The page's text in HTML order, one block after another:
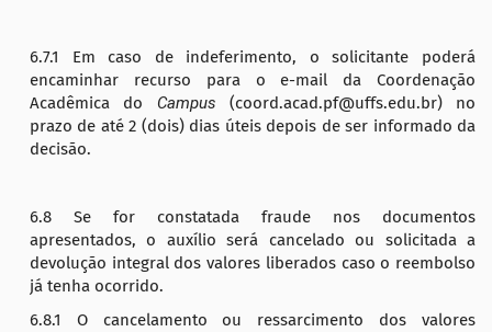
6.7.1 Em caso de indeferimento, o solicitante poderá
encaminhar recurso para o e-mail da Coordenação
Acadêmica do Campus (coord.acad.pf@uffs.edu.br) no
prazo de até 2 (dois) dias úteis depois de ser informado da
decisão.
6.8 Se for constatada fraude nos documentos
apresentados, o auxílio será cancelado ou solicitada a
devolução integral dos valores liberados caso o reembolso
já tenha ocorrido.
6.8.1 O cancelamento ou ressarcimento dos valores